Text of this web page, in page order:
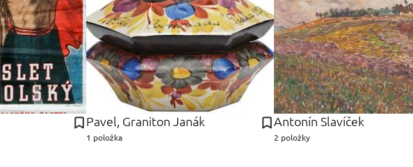
Pavel, Graniton Janák
1 položka
Antonín Slavíček
2 položky